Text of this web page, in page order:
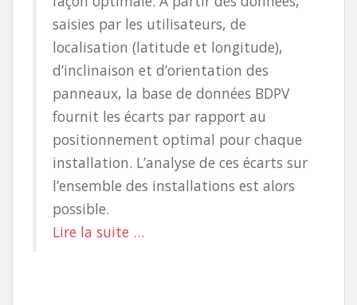
saisies par les utilisateurs, de
localisation (latitude et longitude),
d’inclinaison et d’orientation des
panneaux, la base de données BDPV
fournit les écarts par rapport au
positionnement optimal pour chaque
installation. L’analyse de ces écarts sur
l’ensemble des installations est alors
possible.
Lire la suite …